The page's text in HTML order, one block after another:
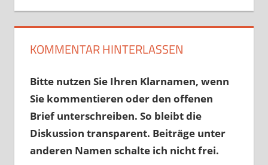
KOMMENTAR HINTERLASSEN
Bitte nutzen Sie Ihren Klarnamen, wenn
Sie kommentieren oder den offenen
Brief unterschreiben. So bleibt die
Diskussion transparent. Beiträge unter
anderen Namen schalte ich nicht frei.